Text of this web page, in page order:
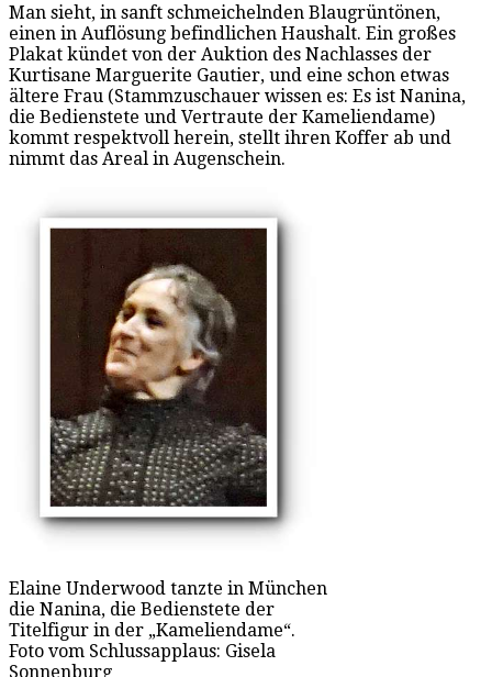
Man sieht, in sanft schmeichelnden Blaugrüntönen,
einen in Auflösung befindlichen Haushalt. Ein großes
Plakat kündet von der Auktion des Nachlasses der
Kurtisane Marguerite Gautier, und eine schon etwas
ältere Frau (Stammzuschauer wissen es: Es ist Nanina,
die Bedienstete und Vertraute der Kameliendame)
kommt respektvoll herein, stellt ihren Koffer ab und
nimmt das Areal in Augenschein.
Elaine Underwood tanzte in München
die Nanina, die Bedienstete der
Titelfigur in der „Kameliendame“.
Foto vom Schlussapplaus: Gisela
Sonnenburg